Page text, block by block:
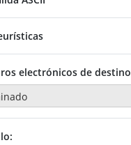
electrónicos de destino